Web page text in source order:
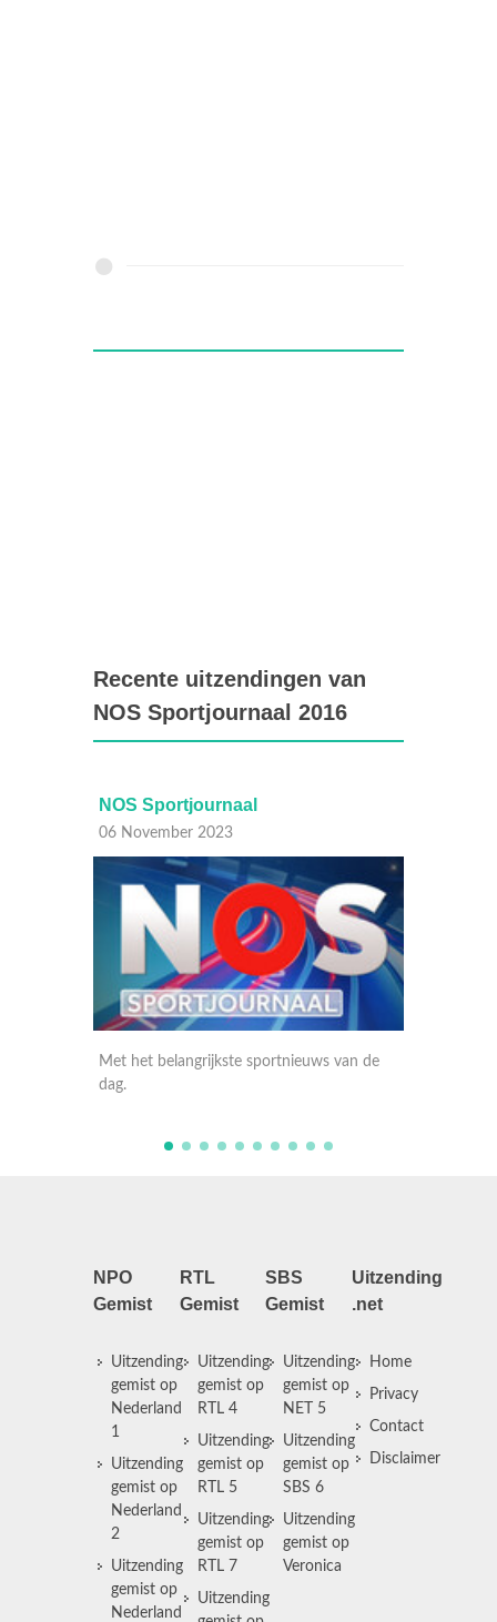
Recente uitzendingen van
NOS Sportjournaal 2016
sportnieuws van de
NOS Sportjournaal
04 November 2023
Met het belangrijkste sportnieuws van de
NPO
Gemist
Uitzending
gemist op
Nederland
1
Uitzending
gemist op
Nederland
2
Uitzending
gemist op
Nederland
RTL
Gemist
Uitzending
gemist op
RTL 4
Uitzending
gemist op
RTL 5
Uitzending
gemist op
RTL 7
Uitzending
SBS
Gemist
Uitzending
gemist op
NET 5
Uitzending
gemist op
SBS 6
Uitzending
gemist op
Veronica
Uitzending
.net
Home
Privacy
Contact
Disclaimer